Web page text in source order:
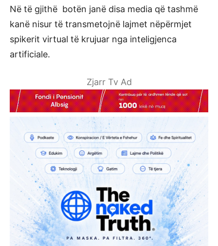
Në të gjithë botën janë disa media që tashmë
kanë nisur të transmetojnë lajmet nëpërmjet
spikerit virtual të krujuar nga inteligjenca
artificiale.
Zjarr Tv Ad